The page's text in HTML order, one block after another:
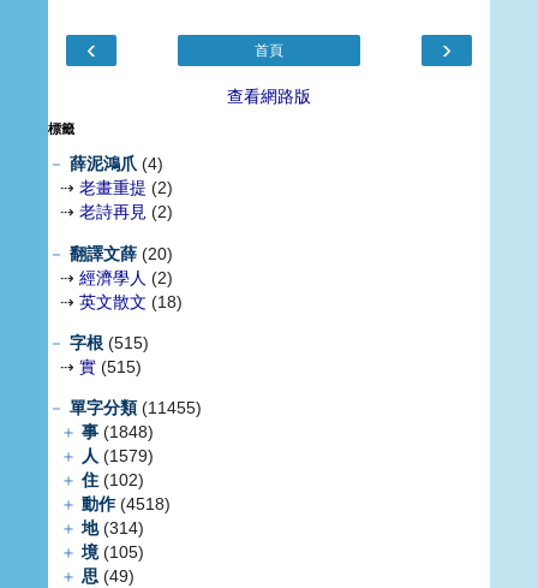
‹ ›
首頁
查看網路版
標籤
－ 薛泥鴻爪 (4)
⇢ 老畫重提 (2)
⇢ 老詩再見 (2)
－ 翻譯文薛 (20)
⇢ 經濟學人 (2)
⇢ 英文散文 (18)
－ 字根 (515)
⇢ 實 (515)
－ 單字分類(11455)
＋ 事 (1848)
＋ 人 (1579)
＋ 住 (102)
＋ 動作(4518)
＋ 地(314)
＋ 境(105)
＋ 思 (49)